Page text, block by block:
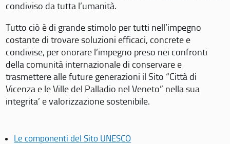
condiviso da tutta l’umanità.
Tutto ciò è di grande stimolo per tutti nell’impegno
costante di trovare soluzioni efficaci, concrete e
condivise, per onorare l’impegno preso nei confronti
della comunità internazionale di conservare e
trasmettere alle future generazioni il Sito “Città di
Vicenza e le Ville del Palladio nel Veneto” nella sua
integrita’ e valorizzazione sostenibile.
Le componenti del Sito UNESCO